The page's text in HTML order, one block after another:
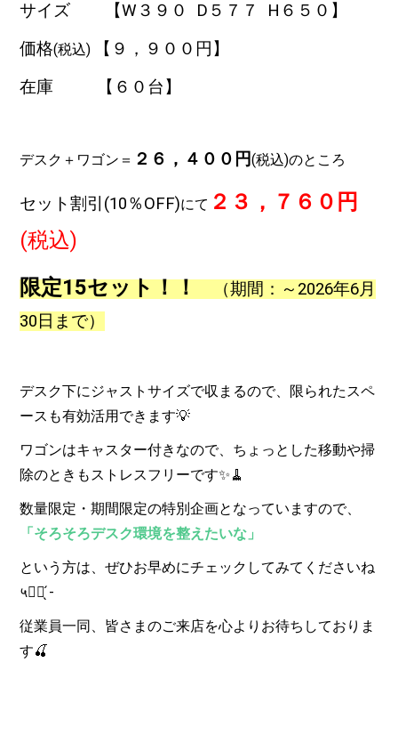
サイズ 【W３９０
D５７７ H６５０】
価格(税込) 【９，９ ００円】
在庫 【６０台】
デスク＋ワゴン＝ ２６，４００円(税込)のところ
セット割引(10％OFF)にて ２３，７６０円
(税込)
限定15セット！！
（期間：～2026年6月
30日まで）
デスク下にジャストサイズで収まるので、限られたスペ
ースも有効活用できます💡
ワゴンはキャスター付きなので、ちょっとした移動や掃
除のときもストレスフリーです✨🧹
数量限定・期間限定の特別企画となっていますので、
「そろそろデスク環境を整えたいな」
という方は、ぜひお早めにチェックしてみてくださいね
५✍🏻 ̖́-
従業員一同、皆さまのご来店を心よりお待ちしておりま
す🍒